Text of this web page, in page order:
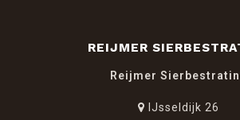
REIJMER
Reijmer
IJsseldijk 26